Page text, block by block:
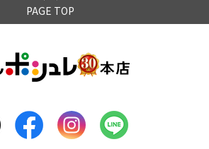
PAGE TOP